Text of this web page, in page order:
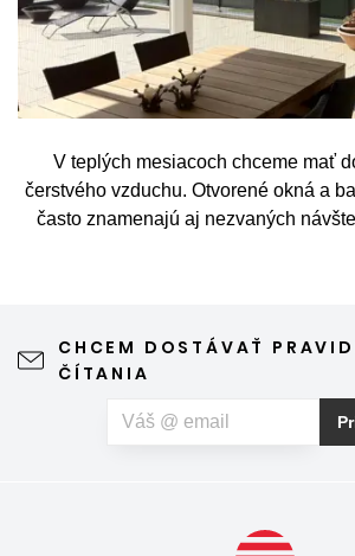
V teplých mesiacoch chceme mať
čerstvého vzduchu. Otvorené okná a
často znamenajú aj nezvaných
leto naplno. Kvalitná sieťka na hmyz
výhľad z okna ani vzhľad domu,
vás okrem hmyzu trápia aj peľové
špeciálnu sieť proti peľu, ktorá
CHCEM DOSTÁVAŤ
ČÍTANIA